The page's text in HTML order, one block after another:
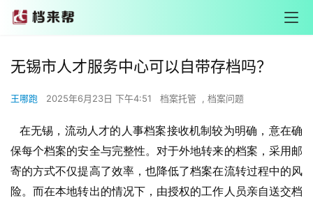
无锡市人才服务中心可以自带存档吗？
王哪跑 2025年6月23日 下午4:51 档案托管 , 档案问题
在无锡，流动人才的人事档案接收机制较为明确，意在确
保每个档案的安全与完整性。对于外地转来的档案，采用邮
寄的方式不仅提高了效率，也降低了档案在流转过程中的风
险。而在本地转出的情况下，由授权的工作人员亲自送交档